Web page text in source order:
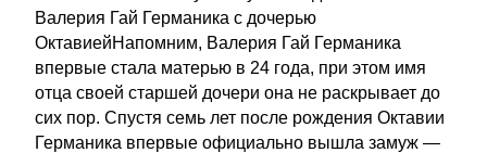
Валерия Гай Германика с дочерью
ОктавиейНапомним, Валерия Гай Германика
впервые стала матерью в 24 года, при этом имя
отца своей старшей дочери она не раскрывает до
сих пор. Спустя семь лет после рождения Октавии
Германика впервые официально вышла замуж —